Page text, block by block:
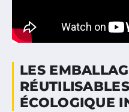
LES
ÉCOLOGIQUE